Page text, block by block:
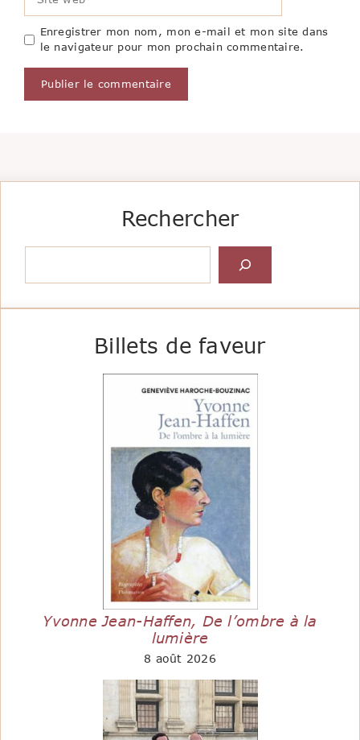
web
Enregistrer mon nom, mon e-mail et mon site dans
le navigateur pour mon prochain commentaire.
Rechercher
Billets de faveur
Yvonne Jean-Haffen, De l’ombre à la
lumière
8 août 2026